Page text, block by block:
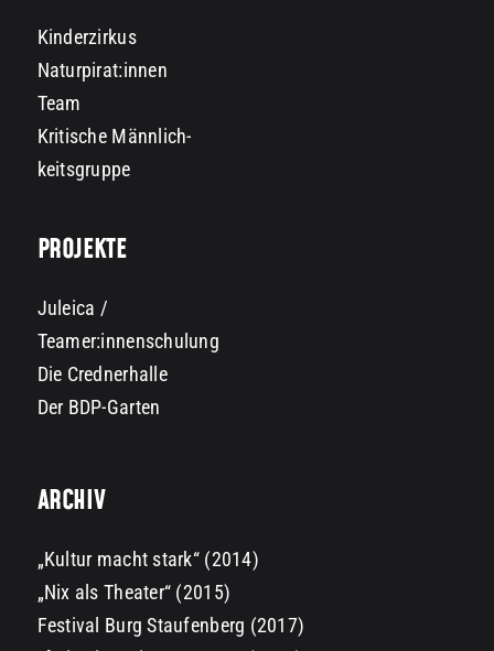
Kinderzirkus
Naturpirat:innen
Team
Kritische Männlich-
keitsgruppe
PROJEKTE
Juleica /
Teamer:innenschulung
Die Crednerhalle
Der BDP-Garten
ARCHIV
„Kultur macht stark“ (2014)
„Nix als Theater“ (2015)
Festival Burg Staufenberg (2017)